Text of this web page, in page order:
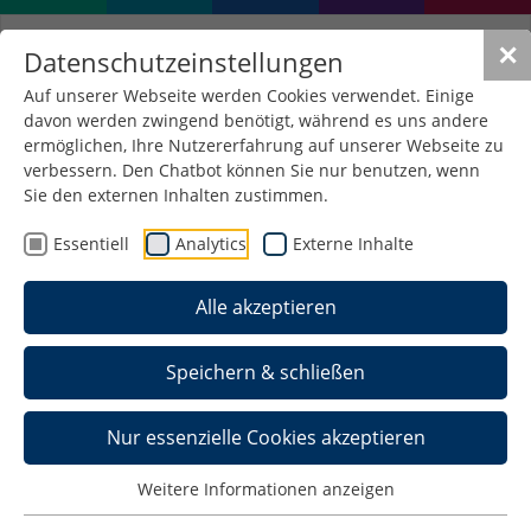
✕
Datenschutzeinstellungen
Auf unserer Webseite werden Cookies verwendet. Einige
davon werden zwingend benötigt, während es uns andere
ermöglichen, Ihre Nutzererfahrung auf unserer Webseite zu
verbessern. Den Chatbot können Sie nur benutzen, wenn
Sie den externen Inhalten zustimmen.
Essentiell Analytics Externe Inhalte
Alle akzeptieren
Speichern & schließen
Nur essenzielle Cookies akzeptieren
Weitere Informationen anzeigen
Tag der Forschung
25.04.2018
zum Tag der Forschung am
13.05.2020 (Aufgrund der Corona-Pandemie fiel
die Veranstaltung leider aus.)
Tagungsbandzum Tag der Forschung am
11.05.2022
Posterpräsentationen zum Tag